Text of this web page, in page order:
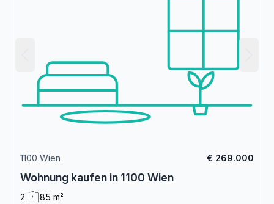
1100 Wien € 269.000
Wohnung kaufen in 1100 Wien
2
85 m²